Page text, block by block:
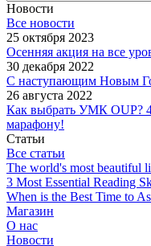
Новости
Все новости
25 октября 2023
Осенняя акция на все
30 декабря 2022
С наступающим Новым
26 августа 2022
Как выбрать УМК OUP?
марафону!
Статьи
Все статьи
The world's most beautiful
3 Most Essential Reading
When is the Best Time to
Магазин
О нас
Новости